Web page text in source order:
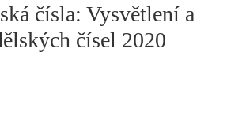
čísla: Vysvětlení a
čísel 2020